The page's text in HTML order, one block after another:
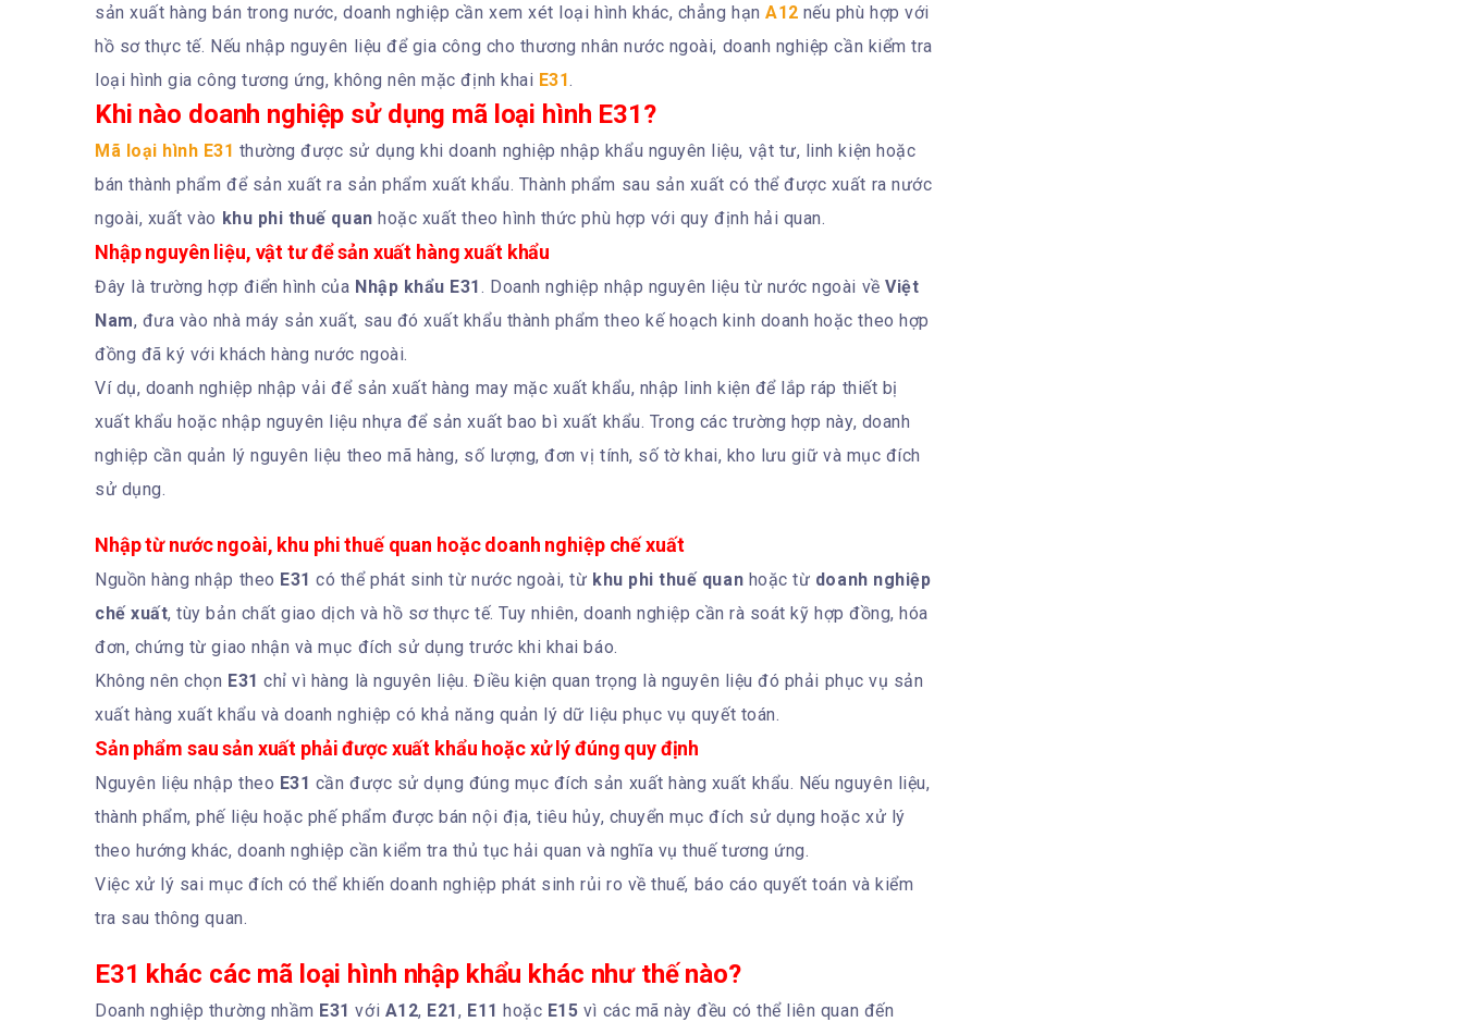
sản xuất hàng bán trong nước, doanh nghiệp cần xem xét loại hình khác, chẳng hạnA12 nếu phù hợp với
hồ sơ thực tế. Nếu nhập nguyên liệu để gia công cho thương nhân nước ngoài, doanh nghiệp cần kiểm tra
loại hình gia công tương ứng, không nên mặc định khai E31.
Khi nào doanh nghiệp sử dụng mã loại hình E31?
Mã loại hình E31 thường được sử dụng khi doanh nghiệp nhập khẩu nguyên liệu, vật tư, linh kiện hoặc
bán thành phẩm để sản xuất ra sản phẩm xuất khẩu. Thành phẩm sau sản xuất có thể được xuất ra nước
ngoài, xuất vào khu phi thuế quan hoặc xuất theo hình thức phù hợp với quy định hải quan.
Nhập nguyên liệu, vật tư để sản xuất hàng xuất khẩu
Đây là trường hợp điển hình của Nhập khẩu E31 . Doanh nghiệp nhập nguyên liệu từ nước ngoài vềViệt
Nam, đưa vào nhà máy sản xuất, sau đó xuất khẩu thành phẩm theo kế hoạch kinh doanh hoặc theo hợp
đồng đã ký với khách hàng nước ngoài.
Ví dụ, doanh nghiệp nhập vải để sản xuất hàng may mặc xuất khẩu, nhập linh kiện để lắp ráp thiết bị
xuất khẩu hoặc nhập nguyên liệu nhựa để sản xuất bao bì xuất khẩu. Trong các trường hợp này, doanh
nghiệp cần quản lý nguyên liệu theo mã hàng, số lượng, đơn vị tính, số tờ khai, kho lưu giữ và mục đích
sử dụng.
Nhập từ nước ngoài, khu phi thuế quan hoặc doanh nghiệp chế xuất
Nguồn hàng nhập theo E31 có thể phát sinh từ nước ngoài, từ khu phi thuế quan hoặc từ doanh nghiệp
chế xuất, tùy bản chất giao dịch và hồ sơ thực tế. Tuy nhiên, doanh nghiệp cần rà soát kỹ hợp đồng, hóa
đơn, chứng từ giao nhận và mục đích sử dụng trước khi khai báo.
Không nên chọn E31 chỉ vì hàng là nguyên liệu. Điều kiện quan trọng là nguyên liệu đó phải phục vụ sản
xuất hàng xuất khẩu và doanh nghiệp có khả năng quản lý dữ liệu phục vụ quyết toán.
Sản phẩm sau sản xuất phải được xuất khẩu hoặc xử lý đúng quy định
Nguyên liệu nhập theo E31 cần được sử dụng đúng mục đích sản xuất hàng xuất khẩu. Nếu nguyên liệu,
thành phẩm, phế liệu hoặc phế phẩm được bán nội địa, tiêu hủy, chuyển mục đích sử dụng hoặc xử lý
theo hướng khác, doanh nghiệp cần kiểm tra thủ tục hải quan và nghĩa vụ thuế tương ứng.
Việc xử lý sai mục đích có thể khiến doanh nghiệp phát sinh rủi ro về thuế, báo cáo quyết toán và kiểm
tra sau thông quan.
E31 khác các mã loại hình nhập khẩu khác như thế nào?
Doanh nghiệp thường nhầm E31 với A12, E21, E11 hoặc E15 vì các mã này đều có thể liên quan đến